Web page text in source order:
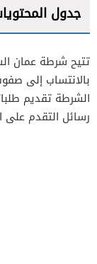
جدول
2
تتيح شرطة عمان
بالانتساب إلى
الشرطة تقديم
رسائل التقدم على